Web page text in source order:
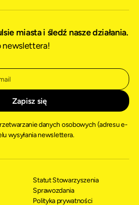
miasta i śledź nasze działania.
newslettera!
danych osobowych (adresu e-
wysyłania newslettera.
Statut Stowarzyszenia
Sprawozdania
Polityka prywatności